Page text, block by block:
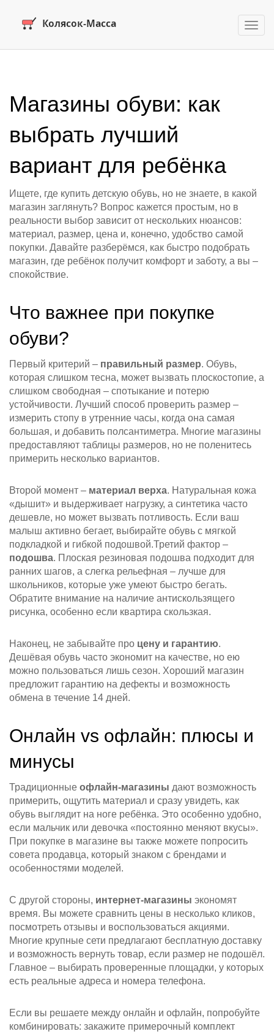
Магазины обуви: как
выбрать лучший
вариант для ребёнка
Ищете, где купить детскую обувь, но не знаете, в какой
магазин заглянуть? Вопрос кажется простым, но в
реальности выбор зависит от нескольких нюансов:
материал, размер, цена и, конечно, удобство самой
покупки. Давайте разберёмся, как быстро подобрать
магазин, где ребёнок получит комфорт и заботу, а вы –
спокойствие.
Что важнее при покупке
обуви?
Первый критерий – правильный размер. Обувь,
которая слишком тесна, может вызвать плоскостопие, а
слишком свободная – спотыкание и потерю
устойчивости. Лучший способ проверить размер –
измерить стопу в утренние часы, когда она самая
большая, и добавить полсантиметра. Многие магазины
предоставляют таблицы размеров, но не поленитесь
примерить несколько вариантов.
Второй момент – материал верха. Натуральная кожа
«дышит» и выдерживает нагрузку, а синтетика часто
дешевле, но может вызвать потливость. Если ваш
малыш активно бегает, выбирайте обувь с мягкой
подкладкой и гибкой подошвой.Третий фактор –
подошва. Плоская резиновая подошва подходит для
ранних шагов, а слегка рельефная – лучше для
школьников, которые уже умеют быстро бегать.
Обратите внимание на наличие антискользящего
рисунка, особенно если квартира скользкая.
Наконец, не забывайте про цену и гарантию.
Дешёвая обувь часто экономит на качестве, но ею
можно пользоваться лишь сезон. Хороший магазин
предложит гарантию на дефекты и возможность
обмена в течение 14 дней.
Онлайн vs офлайн: плюсы и
минусы
Традиционные офлайн‑магазины дают возможность
примерить, ощутить материал и сразу увидеть, как
обувь выглядит на ноге ребёнка. Это особенно удобно,
если мальчик или девочка «постоянно меняют вкусы».
При покупке в магазине вы также можете попросить
совета продавца, который знаком с брендами и
особенностями моделей.
С другой стороны, интернет‑магазины экономят
время. Вы можете сравнить цены в несколько кликов,
посмотреть отзывы и воспользоваться акциями.
Многие крупные сети предлагают бесплатную доставку
и возможность вернуть товар, если размер не подошёл.
Главное – выбирать проверенные площадки, у которых
есть реальные адреса и номера телефона.
Если вы решаете между онлайн и офлайн, попробуйте
комбинировать: закажите примерочный комплект